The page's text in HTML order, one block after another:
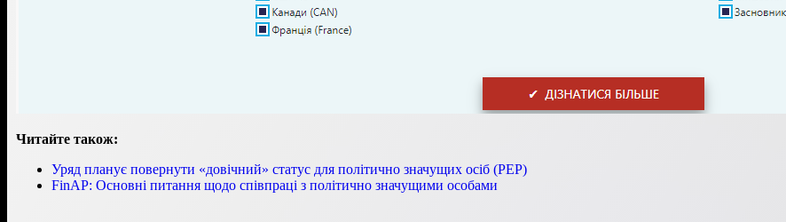
Читайте також:
Уряд планує повернути «довічний» статус для політично значущих осіб (РЕР)
FinAP: Основні питання щодо співпраці з політично значущими особами